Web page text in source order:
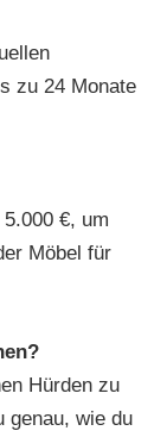
zu 24 Monate
€, um
Möbel für
Hürden zu
genau, wie du